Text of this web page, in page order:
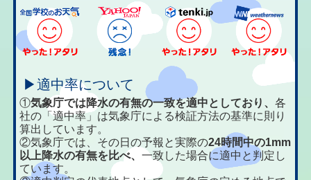
▶適中率について
①気象庁では降水の有無の一致を適中としており、各
社の「適中率」は気象庁による検証方法の基準に則り
算出しています。
②気象庁では、その日の予報と実際の24時間中の1mm
以上降水の有無を比べ、一致した場合に適中と判定し
ています。